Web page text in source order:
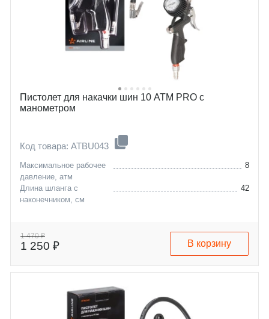
Пистолет для накачки шин 10 АТМ PRO с
манометром
Код товара: ATBU043
Максимальное рабочее
давление, атм
8
Длина шланга с
наконечником, см
42
1 470 ₽
1 250 ₽ В корзину